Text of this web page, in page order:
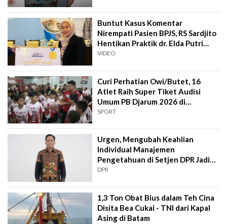
Buntut Kasus Komentar
Nirempati Pasien BPJS, RS Sardjito
Hentikan Praktik dr. Elda Putri
Rahard
VIDEO
Curi Perhatian Owi/Butet, 16
Atlet Raih Super Tiket Audisi
Umum PB Djarum 2026 di
Makassar
SPORT
Urgen, Mengubah Keahlian
Individual Manajemen
Pengetahuan di Setjen DPR Jadi
Kekuatan Institusional
DPR
1,3 Ton Obat Bius dalam Teh Cina
Disita Bea Cukai - TNI dari Kapal
Asing di Batam